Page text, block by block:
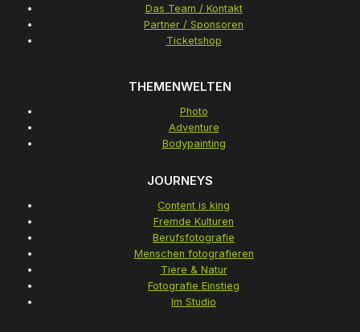
Das Team / Kontakt
Partner / Sponsoren
Ticketshop
THEMENWELTEN
Photo
Adventure
Bodypainting
JOURNEYS
Content is king
Fremde Kulturen
Berufsfotografie
Menschen fotografieren
Tiere & Natur
Fotografie Einstieg
Im Studio